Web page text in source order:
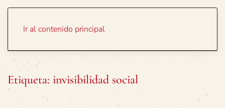
Ir al contenido principal
Etiqueta: invisibilidad social